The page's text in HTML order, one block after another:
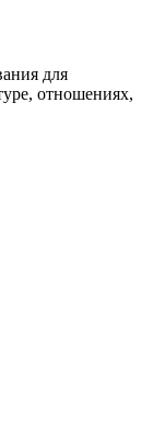
для
отношениях,